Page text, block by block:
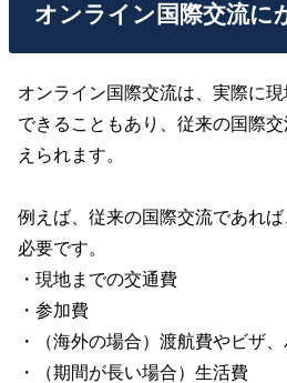
オンライン国際交流に
オンライン国際交流は、実際に
できることもあり、従来の国際
えられます。
例えば、従来の国際交流であれ
必要です。
・現地までの交通費
・参加費
・（海外の場合）渡航費やビザ
・（期間が長い場合）生活費